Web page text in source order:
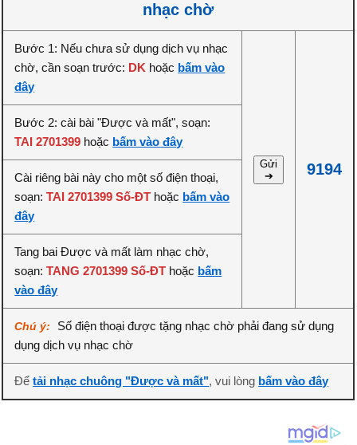
nhạc chờ
Bước 1: Nếu chưa sử dụng dịch vụ nhạc
chờ, cần soạn trước: DK hoặc bấm vào
đây
Gửi
➔
9194
Bước 2: cài bài "Được và mất", soạn:
TAI 2701399 hoặc bấm vào đây
Cài riêng bài này cho một số điện thoại,
soạn:TAI 2701399 Số-ĐT hoặc bấm vào
đây
Tang bai Được và mất làm nhạc chờ,
soạn:TANG 2701399 Số-ĐT hoặc bấm
vào đây
Chú ý:
Số điện thoại được tặng nhạc chờ phải đang sử dụng
dụng dịch vụ nhạc chờ
Đểtải nhạc chuông "Được và mất", vui lòng bấm vào đây